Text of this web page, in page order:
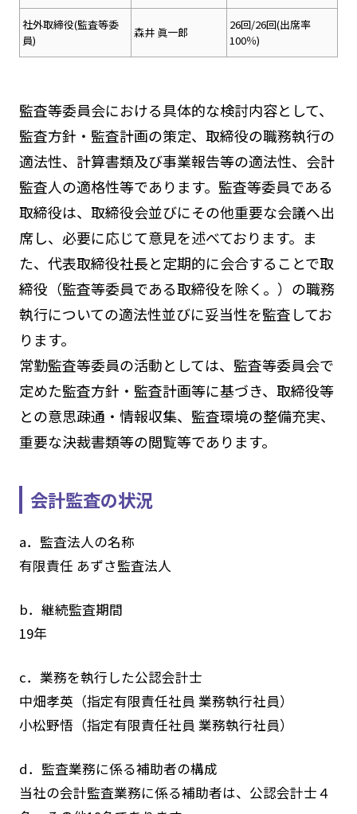
社外取締役(監査等委
員)
森井 眞一郎
26回/26回(出席率
100％)
監査等委員会における具体的な検討内容として、
監査方針・監査計画の策定、取締役の職務執行の
適法性、計算書類及び事業報告等の適法性、会計
監査人の適格性等であります。監査等委員である
取締役は、取締役会並びにその他重要な会議へ出
席し、必要に応じて意見を述べております。ま
た、代表取締役社長と定期的に会合することで取
締役（監査等委員である取締役を除く。）の職務
執行についての適法性並びに妥当性を監査してお
ります。
常勤監査等委員の活動としては、監査等委員会で
定めた監査方針・監査計画等に基づき、取締役等
との意思疎通・情報収集、監査環境の整備充実、
重要な決裁書類等の閲覧等であります。
会計監査の状況
a．監査法人の名称
有限責任 あずさ監査法人
b．継続監査期間
19年
c．業務を執行した公認会計士
中畑孝英（指定有限責任社員 業務執行社員）
小松野悟（指定有限責任社員 業務執行社員）
d．監査業務に係る補助者の構成
当社の会計監査業務に係る補助者は、公認会計士４